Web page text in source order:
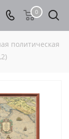
0
политическая